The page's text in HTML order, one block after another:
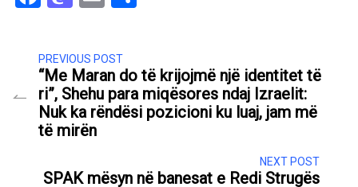
PREVIOUS POST
“Me Maran do të krijojmë një identitet të
ri”, Shehu para miqësores ndaj Izraelit:
Nuk ka rëndësi pozicioni ku luaj, jam më
të mirën
NEXT POST
SPAK mësyn në banesat e Redi Strugës